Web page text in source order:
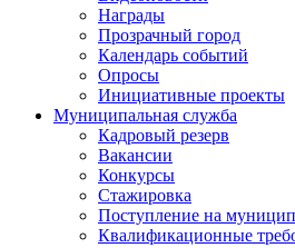
Награды
Прозрачный город
Календарь событий
Опросы
Инициативные проекты
Муниципальная служба
Кадровый резерв
Вакансии
Конкурсы
Стажировка
Поступление на
Квалификационные